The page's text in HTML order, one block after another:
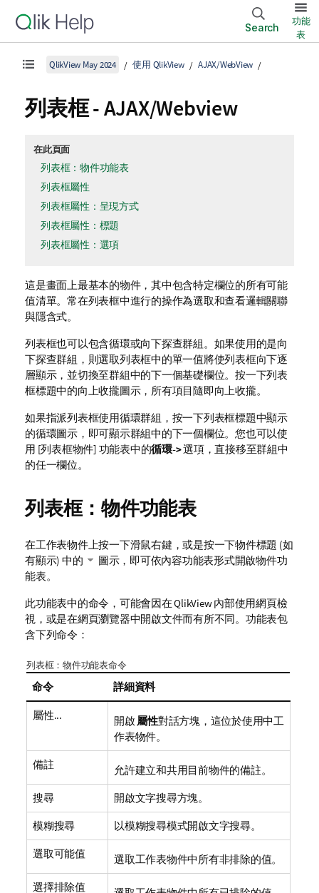
Search
功能
表
QlikView May 2024 使用 QlikView AJAX/WebView
列表框 - AJAX/Webview
在此頁面
列表框：物件功能表
列表框屬性
列表框屬性：呈現方式
列表框屬性：標題
列表框屬性：選項
這是畫面上最基本的物件，其中包含特定欄位的所有可能
值清單。常在列表框中進行的操作為選取和查看邏輯關聯
與隱含式。
列表框也可以包含循環或向下探查群組。如果使用的是向
下探查群組，則選取列表框中的單一值將使列表框向下逐
層顯示，並切換至群組中的下一個基礎欄位。按一下列表
框標題中的向上收攏圖示，所有項目隨即向上收攏。
如果指派列表框使用循環群組，按一下列表框標題中顯示
的循環圖示，即可顯示群組中的下一個欄位。您也可以使
用 [列表框物件] 功能表中的循環->選項，直接移至群組中
的任一欄位。
列表框：物件功能表
在工作表物件上按一下滑鼠右鍵，或是按一下物件標題 (如
有顯示) 中的
圖示，即可依內容功能表形式開啟物件功
能表。
此功能表中的命令，可能會因在 QlikView 內部使用網頁檢
視，或是在網頁瀏覽器中開啟文件而有所不同。功能表包
含下列命令：
列表框：物件功能表命令
命令 詳細資料
屬性... 開啟屬性對話方塊，這位於使用中工
作表物件。
備註 允許建立和共用目前物件的備註。
搜尋 開啟文字搜尋方塊。
模糊搜尋 以模糊搜尋模式開啟文字搜尋。
選取可能值 選取工作表物件中所有非排除的值。
選擇排除值